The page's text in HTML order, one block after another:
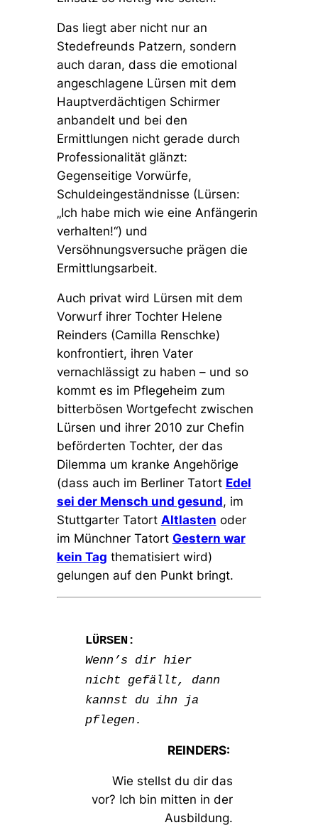
Das liegt aber nicht nur an
Stedefreunds Patzern, sondern
auch daran, dass die emotional
angeschlagene Lürsen mit dem
Hauptverdächtigen Schirmer
anbandelt und bei den
Ermittlungen nicht gerade durch
Professionalität glänzt:
Gegenseitige Vorwürfe,
Schuldeingeständnisse (Lürsen:
„Ich habe mich wie eine Anfängerin
verhalten!“) und
Versöhnungsversuche prägen die
Ermittlungsarbeit.
Auch privat wird Lürsen mit dem
Vorwurf ihrer Tochter Helene
Reinders (Camilla Renschke)
konfrontiert, ihren Vater
vernachlässigt zu haben – und so
kommt es im Pflegeheim zum
bitterbösen Wortgefecht zwischen
Lürsen und ihrer 2010 zur Chefin
beförderten Tochter, der das
Dilemma um kranke Angehörige
(dass auch im Berliner Tatort Edel
sei der Mensch und gesund, im
Stuttgarter Tatort Altlasten oder
im Münchner Tatort Gestern war
kein Tag thematisiert wird)
gelungen auf den Punkt bringt.
LÜRSEN:
Wenn’s dir hier
nicht gefällt, dann
kannst du ihn ja
pflegen.
REINDERS:
Wie stellst du dir das
vor? Ich bin mitten in der
Ausbildung.